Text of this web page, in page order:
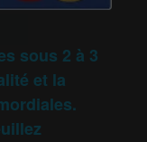
sous 2 à 3
et la